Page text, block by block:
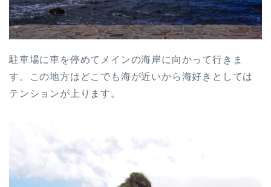
駐車場に車を停めてメインの海岸に向かって行きま
す。この地方はどこでも海が近いから海好きとしては
テンションが上ります。